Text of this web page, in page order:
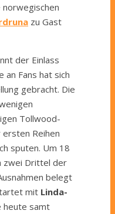
norwegischen
zu Gast
der Einlass
an Fans hat sich
gebracht. Die
Tollwood-
Reihen
sputen. Um 18
zwei Drittel der
belegt
mit Linda-
heute samt